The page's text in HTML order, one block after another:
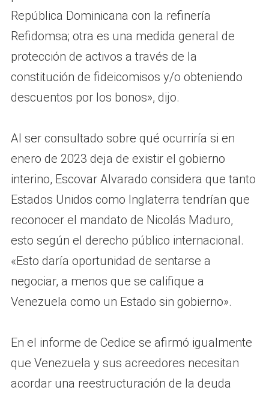
República Dominicana con la refinería
Refidomsa; otra es una medida general de
protección de activos a través de la
constitución de fideicomisos y/o obteniendo
descuentos por los bonos», dijo.
Al ser consultado sobre qué ocurriría si en
enero de 2023 deja de existir el gobierno
interino, Escovar Alvarado considera que tanto
Estados Unidos como Inglaterra tendrían que
reconocer el mandato de Nicolás Maduro,
esto según el derecho público internacional.
«Esto daría oportunidad de sentarse a
negociar, a menos que se califique a
Venezuela como un Estado sin gobierno».
En el informe de Cedice se afirmó igualmente
que Venezuela y sus acreedores necesitan
acordar una reestructuración de la deuda